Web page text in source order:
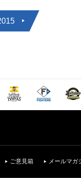
ご意見箱 メールマガ